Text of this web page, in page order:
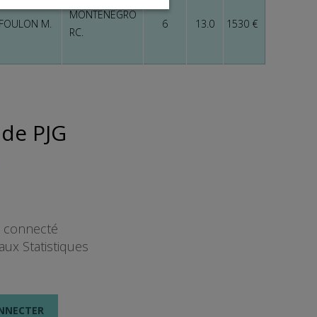
FOULON M.
MONTENEGRO
RC.
6 13.0 1530 €
PJG
connecté
Statistiques